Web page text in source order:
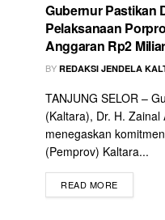
Gubernur Pastikan
Pelaksanaan
Anggaran Rp2 Miliar
BY REDAKSI JENDELA
TANJUNG SELOR –
(Kaltara), Dr. H.
menegaskan
(Pemprov) Kaltara...
READ MORE